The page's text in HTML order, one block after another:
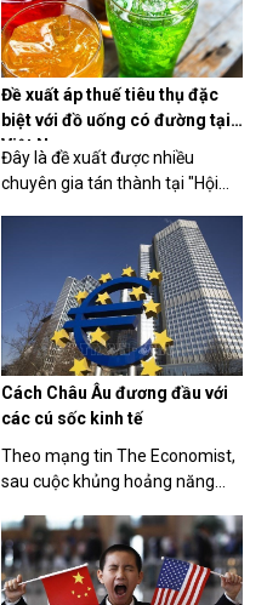
chăm lo sức khỏe và an sinh
cho cộng đồng.
Đề xuất áp thuế tiêu thụ đặc
biệt với đồ uống có đường tại
Việt Nam
Đây là đề xuất được nhiều
chuyên gia tán thành tại "Hội
báo chí về tác hại của đồ uống
có đường đối với sức khoẻ và
vai trò của chính sách thuế
trong kiểm soát tiêu dùng"
được tổ chức sáng nay (5/4) tại
Hà Nội.
Cách Châu Âu đương đầu với
các cú sốc kinh tế
Theo mạng tin The Economist,
sau cuộc khủng hoảng năng
trước sự gia tăng nhập khẩu
hàng hóa và cảnh báo áp thuế
quan từ Mỹ.